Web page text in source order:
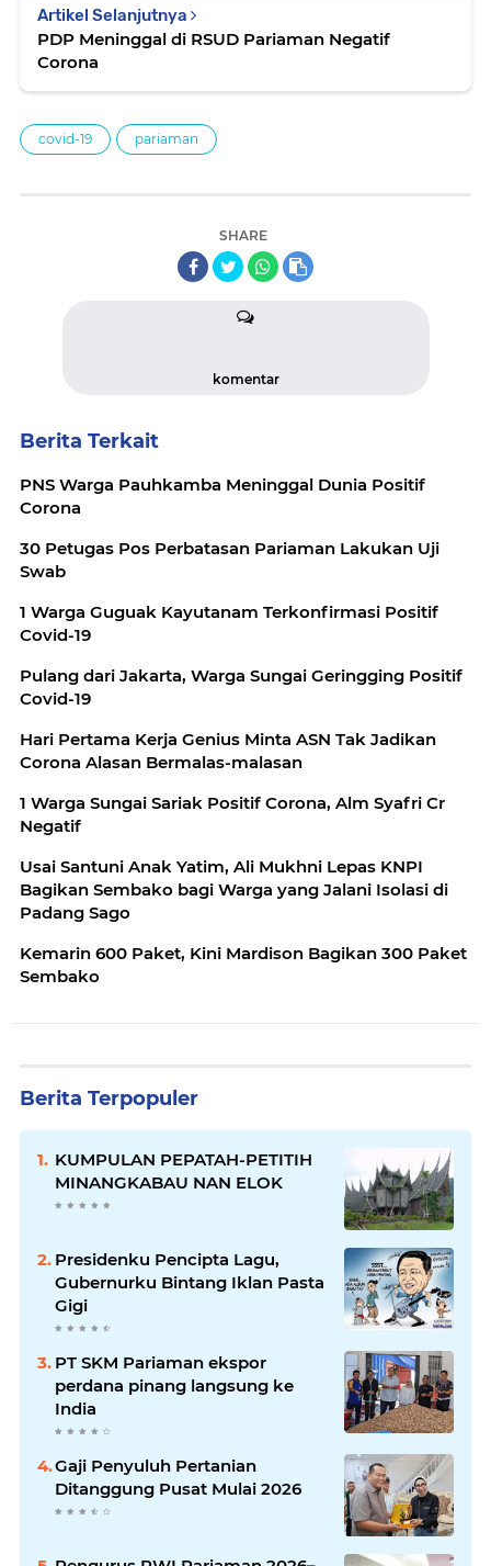
Artikel Selanjutnya
PDP Meninggal di RSUD Pariaman Negatif
Corona
covid-19 pariaman
SHARE
komentar
Berita Terkait
PNS Warga Pauhkamba Meninggal Dunia Positif
Corona
30 Petugas Pos Perbatasan Pariaman Lakukan Uji
Swab
1 Warga Guguak Kayutanam Terkonfirmasi Positif
Covid-19
Pulang dari Jakarta, Warga Sungai Geringging Positif
Covid-19
Hari Pertama Kerja Genius Minta ASN Tak Jadikan
Corona Alasan Bermalas-malasan
1 Warga Sungai Sariak Positif Corona, Alm Syafri Cr
Negatif
Usai Santuni Anak Yatim, Ali Mukhni Lepas KNPI
Bagikan Sembako bagi Warga yang Jalani Isolasi di
Padang Sago
Kemarin 600 Paket, Kini Mardison Bagikan 300 Paket
Sembako
Berita Terpopuler
KUMPULAN PEPATAH-PETITIH
MINANGKABAU NAN ELOK
Presidenku Pencipta Lagu,
Gubernurku Bintang Iklan Pasta
Gigi
PT SKM Pariaman ekspor
perdana pinang langsung ke
India
Gaji Penyuluh Pertanian
Ditanggung Pusat Mulai 2026